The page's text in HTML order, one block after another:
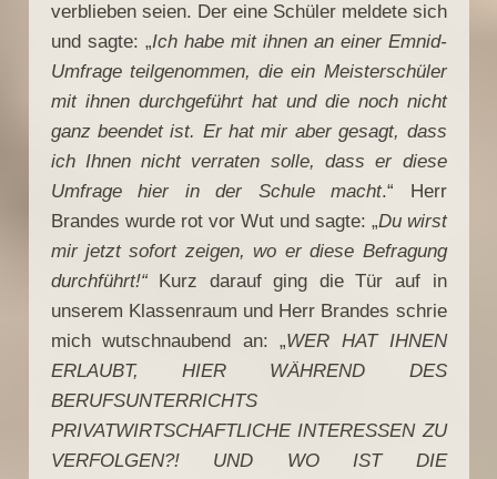
verblieben seien. Der eine Schüler meldete sich
und sagte: „Ich habe mit ihnen an einer Emnid-
Umfrage teilgenommen, die ein Meisterschüler
mit ihnen durchgeführt hat und die noch nicht
ganz beendet ist. Er hat mir aber gesagt, dass
ich Ihnen nicht verraten solle, dass er diese
Umfrage hier in der Schule macht.“ Herr
Brandes wurde rot vor Wut und sagte: „Du wirst
mir jetzt sofort zeigen, wo er diese Befragung
durchführt!“Kurz darauf ging die Tür auf in
unserem Klassenraum und Herr Brandes schrie
mich wutschnaubend an: „WER HAT IHNEN
ERLAUBT, HIER WÄHREND DES
BERUFSUNTERRICHTS
PRIVATWIRTSCHAFTLICHE INTERESSEN ZU
VERFOLGEN?! UND WO IST DIE